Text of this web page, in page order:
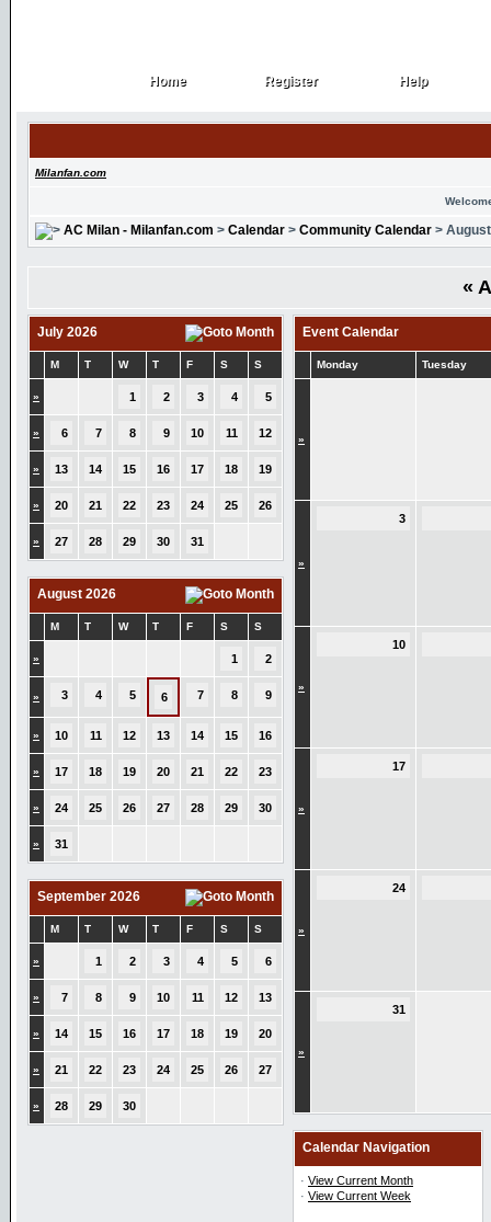
Home
Home Register
Register Help
Help
Milanfan.com
AC Milan - Milanfan.com > Calendar > Community Calendar >
«
July 2026
M T W T F S S
» 1 2 3 4 5
» 6 7 8 9 10 11 12
» 13 14 15 16 17 18 19
» 20 21 22 23 24 25 26
» 27 28 29 30 31
August 2026
M T W T F S S
» 1 2
» 3 4 5 6 7 8 9
» 10 11 12 13 14 15 16
» 17 18 19 20 21 22 23
» 24 25 26 27 28 29 30
» 31
September 2026
M T W T F S S
» 1 2 3 4 5 6
» 7 8 9 10 11 12 13
» 14 15 16 17 18 19 20
» 21 22 23 24 25 26 27
» 28 29 30
Event Calendar
Monday Tuesday
»
»
3
»
10
»
17
»
24
»
31
Calendar Navigation
· View Current Month
· View Current Week